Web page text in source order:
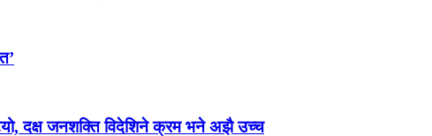
दक्ष जनशक्ति विदेशिने क्रम भने अझै उच्च